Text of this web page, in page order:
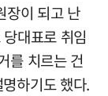
장이 되고 난
대표로 취임
를 치르는 건
하기도 했다.